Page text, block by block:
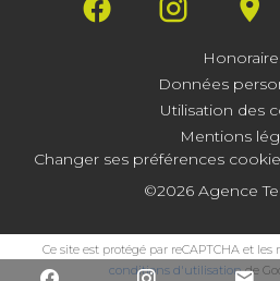
Données
Utilisation des
Mentions
Changer ses préférences
©2026 Agence
Ce site est protégé par reCAPTCHA et les
conditions d'utilisationde